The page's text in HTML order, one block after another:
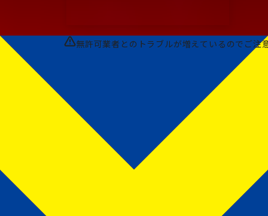
無許可業者とのトラブルが増えているのでご注